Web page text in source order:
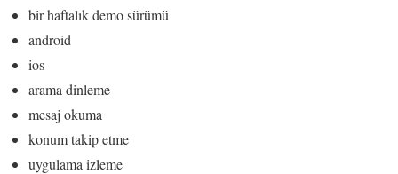
bir haftalık demo sürümü
android
ios
arama dinleme
mesaj okuma
konum takip etme
uygulama izleme